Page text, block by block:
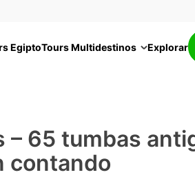
EgiptoTours Multidestinos Explorar
– 65 tumbas
contando